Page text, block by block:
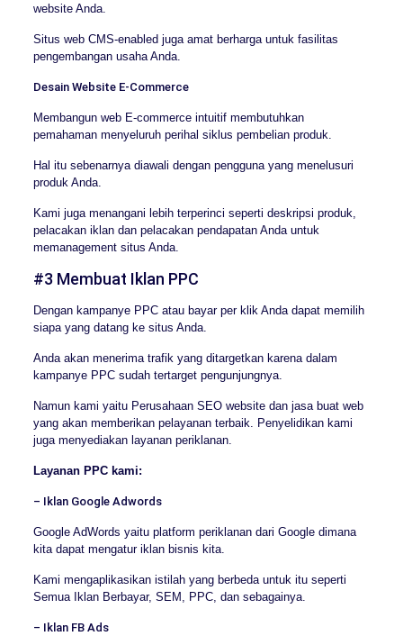
website Anda.
Situs web CMS-enabled juga amat berharga untuk fasilitas
pengembangan usaha Anda.
Desain Website E-Commerce
Membangun web E-commerce intuitif membutuhkan
pemahaman menyeluruh perihal siklus pembelian produk.
Hal itu sebenarnya diawali dengan pengguna yang menelusuri
produk Anda.
Kami juga menangani lebih terperinci seperti deskripsi produk,
pelacakan iklan dan pelacakan pendapatan Anda untuk
memanagement situs Anda.
#3 Membuat Iklan PPC
Dengan kampanye PPC atau bayar per klik Anda dapat memilih
siapa yang datang ke situs Anda.
Anda akan menerima trafik yang ditargetkan karena dalam
kampanye PPC sudah tertarget pengunjungnya.
Namun kami yaitu Perusahaan SEO website dan jasa buat web
yang akan memberikan pelayanan terbaik. Penyelidikan kami
juga menyediakan layanan periklanan.
Layanan PPC kami:
– Iklan Google Adwords
Google AdWords yaitu platform periklanan dari Google dimana
kita dapat mengatur iklan bisnis kita.
Kami mengaplikasikan istilah yang berbeda untuk itu seperti
Semua Iklan Berbayar, SEM, PPC, dan sebagainya.
– Iklan FB Ads